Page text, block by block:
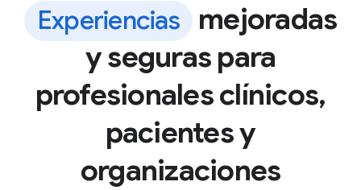
Experiencias
mejoradas
y seguras para
profesionales clínicos,
pacientes y
organizaciones